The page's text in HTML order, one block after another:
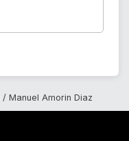
Manuel Amorin Diaz